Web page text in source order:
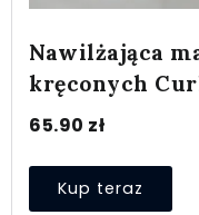
Nawilżająca
kręconych
65.90 zł
Kup teraz